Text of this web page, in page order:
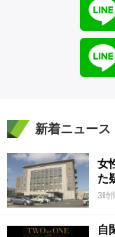
新着ニュース
女
た
3時
自